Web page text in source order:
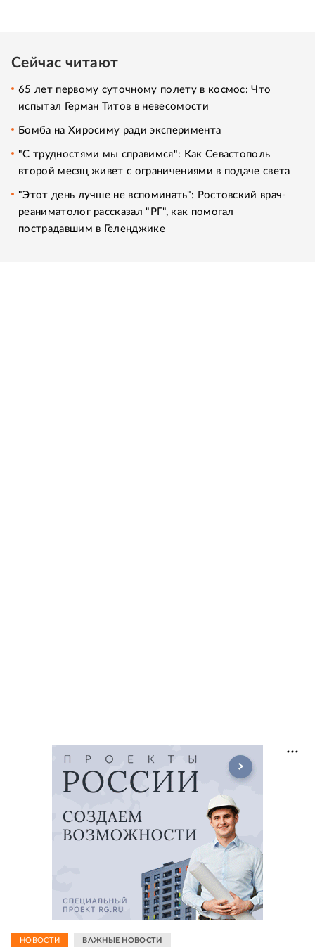
Сейчас читают
65 лет первому суточному полету в космос: Что
испытал Герман Титов в невесомости
Бомба на Хиросиму ради эксперимента
"С трудностями мы справимся": Как Севастополь
второй месяц живет с ограничениями в подаче света
"Этот день лучше не вспоминать": Ростовский врач-
реаниматолог рассказал "РГ", как помогал
пострадавшим в Геленджике
НОВОСТИ ВАЖНЫЕ НОВОСТИ